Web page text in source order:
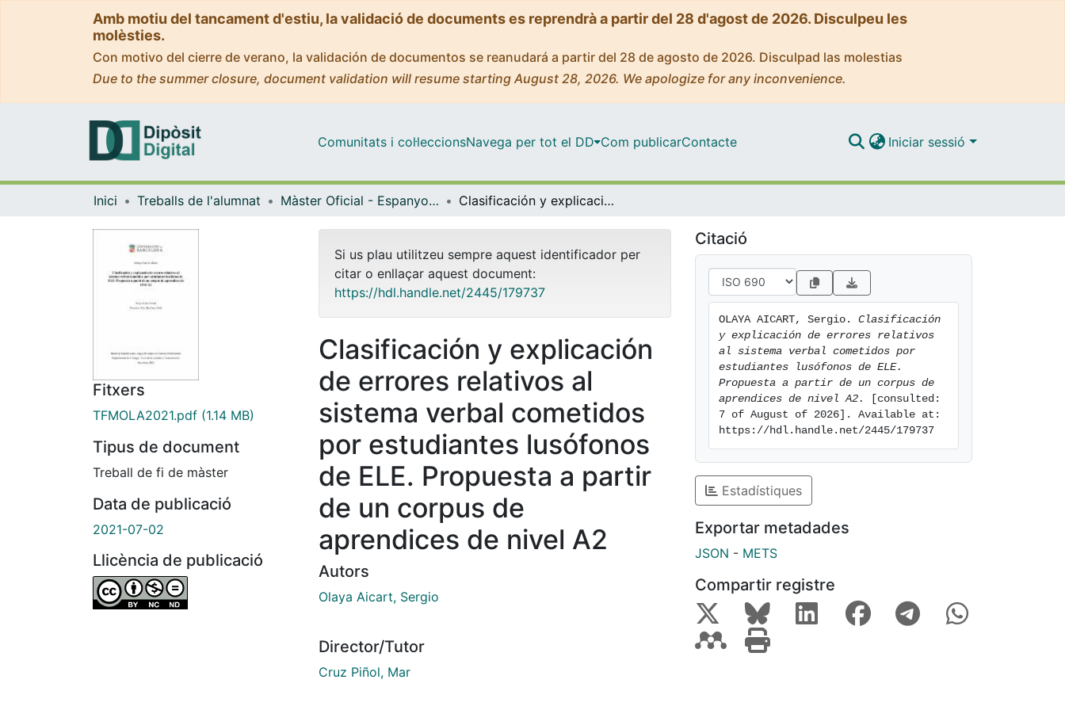
Amb motiu del tancament d'estiu, la validació de documents es reprendrà a partir del 28 d'agost de 2026. Disculpeu les
molèsties.
Con motivo del cierre de verano, la validación de documentos se reanudará a partir del 28 de agosto de 2026. Disculpad las molestias
Due to the summer closure, document validation will resume starting August 28, 2026. We apologize for any inconvenience.
Comunitats i col·leccionsNavega per tot el DD Com publicarContacte Iniciar sessió
Inici Treballs de l'alumnat Màster Oficial - Espanyol com a Llengua Estrangera en Àmbits Professionals Clasificación y explicación de errores relativos al sistema verbal cometidos por estudiantes lusófonos de ELE. Propuesta a partir de un corpus de aprendices de nivel A2
Fitxers
TFMOLA2021.pdf (1.14 MB)
Tipus de document
Treball de fi de màster
Data de publicació
2021-07-02
Llicència de publicació
Si us plau utilitzeu sempre aquest identificador per
citar o enllaçar aquest document:
https://hdl.handle.net/2445/179737
Clasificación y explicación
de errores relativos al
sistema verbal cometidos
por estudiantes lusófonos
de ELE. Propuesta a partir
de un corpus de
aprendices de nivel A2
Autors
Olaya Aicart, Sergio
Director/Tutor
Cruz Piñol, Mar
Citació
OLAYA AICART, Sergio. Clasificación
y explicación de errores relativos
al sistema verbal cometidos por
estudiantes lusófonos de ELE.
Propuesta a partir de un corpus de
aprendices de nivel A2.
[consulted:
7 of August of 2026]. Available at:
https://hdl.handle.net/2445/179737
Estadístiques
Exportar metadades
JSON - METS
Compartir registre